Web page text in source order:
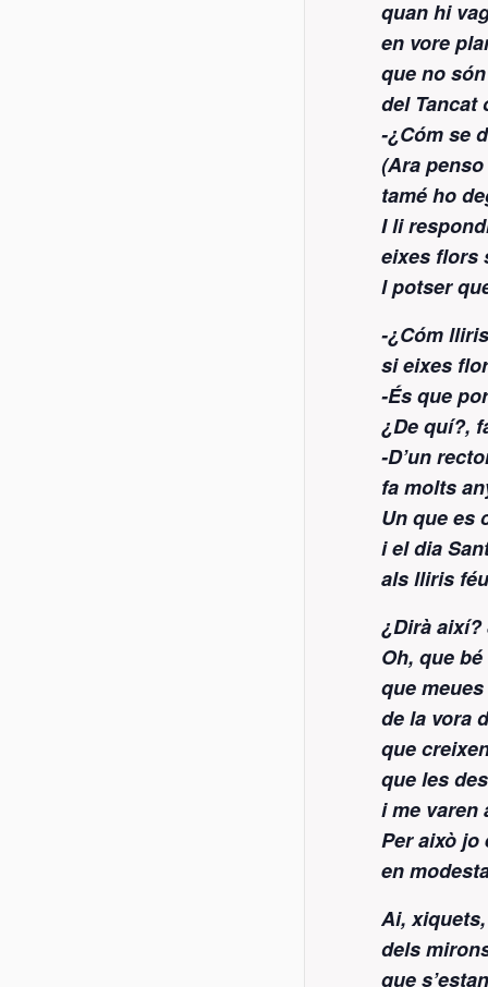
quan hi
en vore
que no
del Tancat
-¿Cóm se
(Ara
tamé ho
I li
eixes flors
l potser
-¿Cóm
si eixes
-És que
¿De quí?,
-D’un
fa molts
Un que es
i el dia
als lliris
¿Dirà
Oh, que
que
de la vora
que
que les
i me varen
Per això jo
en
Ai,
dels
que